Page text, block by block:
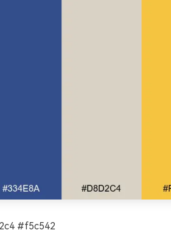
#f5c542